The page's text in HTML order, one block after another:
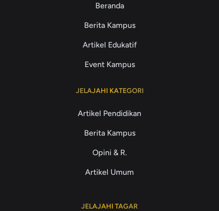
Beranda
Berita Kampus
Artikel Edukatif
Event Kampus
JELAJAHI KATEGORI
Artikel Pendidikan
Berita Kampus
Opini & R.
Artikel Umum
JELAJAHI TAGAR